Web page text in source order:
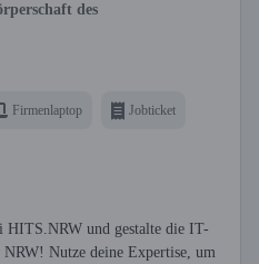
des
Firmenlaptop Jobticket
und gestalte die IT-
Nutze deine Expertise, um